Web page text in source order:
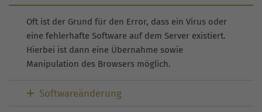
Oft ist der Grund für den Error, dass ein Virus oder
eine fehlerhafte Software auf dem Server existiert.
Hierbei ist dann eine Übernahme sowie
Manipulation des Browsers möglich.
Softwareänderung